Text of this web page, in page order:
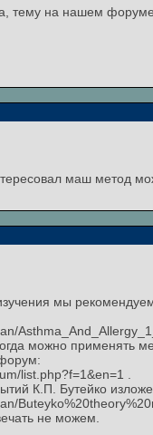
тему на нашем
маш метод
мы
можно применять
list.php?f=1&en=1 .
К.П. Бутейко
не можем.